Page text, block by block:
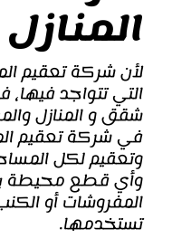
لأن شركةتعقيم
التي تتواجد فيها،
شقق و المنازل
فيشركة تعقيم
وتعقيم لكل
وأي قطع محيطة
المفروشات أو
تستخدمها.